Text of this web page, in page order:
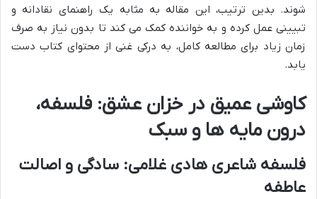
شوند. بدین ترتیب، این مقاله به مثابه یک راهنمای نقادانه و
تبیینی عمل کرده و به خواننده کمک می کند تا بدون نیاز به صرف
زمان زیاد برای مطالعه کامل، به درکی غنی از محتوای کتاب دست
یابد.
کاوشی عمیق در خزان عشق: فلسفه،
درون مایه ها و سبک
فلسفه شاعری هادی غلامی: سادگی و اصالت
عاطفه